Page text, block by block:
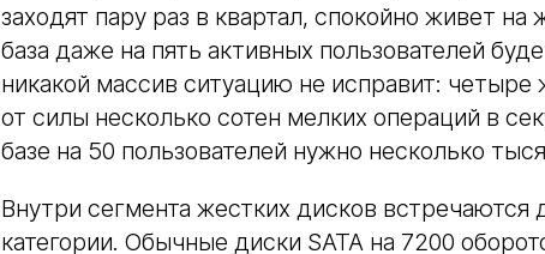
заходят пару раз в квартал, спокойно живет на
база даже на пять активных пользователей
никакой массив ситуацию не исправит:
от силы несколько сотен мелких операций в
базе на 50 пользователей нужно несколько
Внутри сегмента жестких дисков встречаются
категории. Обычные диски SATA на 7200